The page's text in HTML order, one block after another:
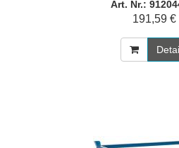
Art. Nr.:
191,59 €